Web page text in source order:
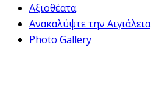
Αξιοθέατα
Ανακαλύψτε την Αιγιάλεια
Photo Gallery